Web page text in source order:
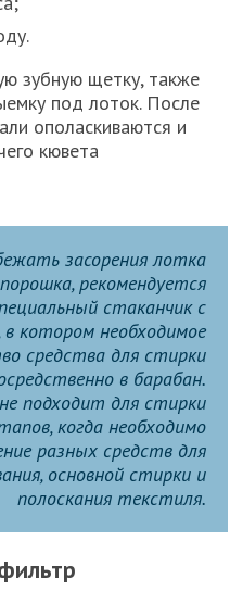
зубную щетку, также
под лоток. После
ополаскиваются и
кювета
засорения лотка
рекомендуется
стаканчик с
котором необходимое
средства для стирки
в барабан.
подходит для стирки
когда необходимо
разных средств для
основной стирки и
полоскания текстиля.